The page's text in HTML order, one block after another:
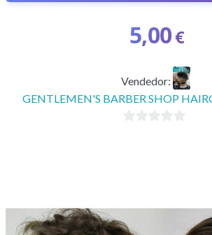
5,00€
Vendedor:
GENTLEMEN'S BARBER SHOP